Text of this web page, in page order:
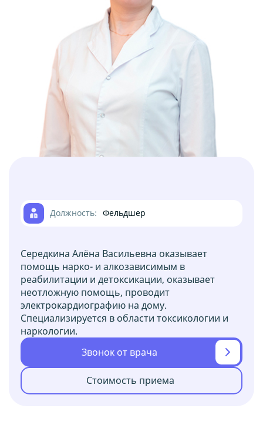
Должность: Фельдшер
Середкина Алёна Васильевна оказывает
помощь нарко- и алкозависимым в
реабилитации и детоксикации, оказывает
неотложную помощь, проводит
электрокардиографию на дому.
Специализируется в области токсикологии и
наркологии.
Звонок от врача
Стоимость приема
Лечение алкоголизма
Кодирование от алкоголизма
Реабилитация
Услуга
Лечение наркозависимости
Услуга